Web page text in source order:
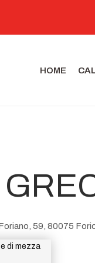
HOME
59, 80075
NOT